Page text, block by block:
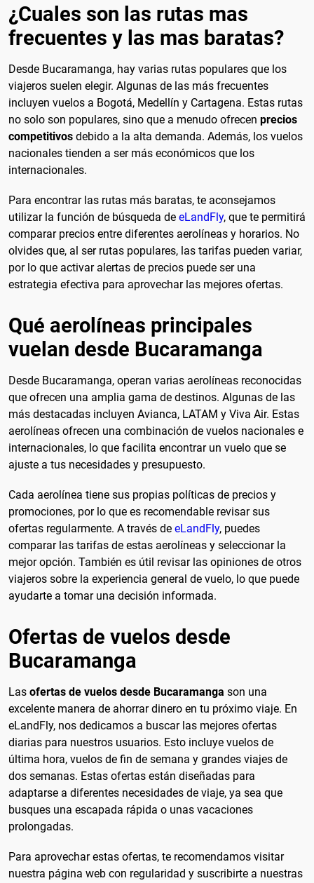
¿Cuales son las rutas mas
frecuentes y las mas baratas?
Desde Bucaramanga, hay varias rutas populares que los
viajeros suelen elegir. Algunas de las más frecuentes
incluyen vuelos a Bogotá, Medellín y Cartagena. Estas rutas
no solo son populares, sino que a menudo ofrecen precios
competitivos debido a la alta demanda. Además, los vuelos
nacionales tienden a ser más económicos que los
internacionales.
Para encontrar las rutas más baratas, te aconsejamos
utilizar la función de búsqueda de eLandFly, que te permitirá
comparar precios entre diferentes aerolíneas y horarios. No
olvides que, al ser rutas populares, las tarifas pueden variar,
por lo que activar alertas de precios puede ser una
estrategia efectiva para aprovechar las mejores ofertas.
Qué aerolíneas principales
vuelan desde Bucaramanga
Desde Bucaramanga, operan varias aerolíneas reconocidas
que ofrecen una amplia gama de destinos. Algunas de las
más destacadas incluyen Avianca, LATAM y Viva Air. Estas
aerolíneas ofrecen una combinación de vuelos nacionales e
internacionales, lo que facilita encontrar un vuelo que se
ajuste a tus necesidades y presupuesto.
Cada aerolínea tiene sus propias políticas de precios y
promociones, por lo que es recomendable revisar sus
ofertas regularmente. A través de eLandFly, puedes
comparar las tarifas de estas aerolíneas y seleccionar la
mejor opción. También es útil revisar las opiniones de otros
viajeros sobre la experiencia general de vuelo, lo que puede
ayudarte a tomar una decisión informada.
Ofertas de vuelos desde
Bucaramanga
Las ofertas de vuelos desde Bucaramanga son una
excelente manera de ahorrar dinero en tu próximo viaje. En
eLandFly, nos dedicamos a buscar las mejores ofertas
diarias para nuestros usuarios. Esto incluye vuelos de
última hora, vuelos de fin de semana y grandes viajes de
dos semanas. Estas ofertas están diseñadas para
adaptarse a diferentes necesidades de viaje, ya sea que
busques una escapada rápida o unas vacaciones
prolongadas.
Para aprovechar estas ofertas, te recomendamos visitar
nuestra página web con regularidad y suscribirte a nuestras